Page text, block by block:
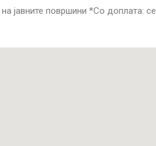
на јавните површини *Со доплата: